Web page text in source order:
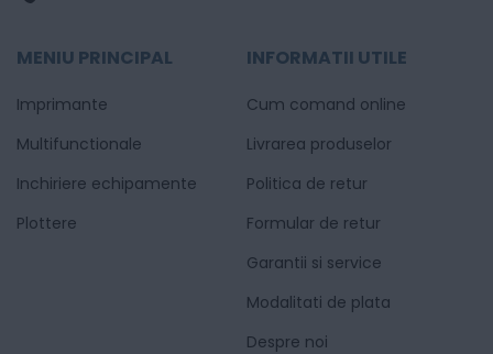
MENIU PRINCIPAL
Imprimante
Multifunctionale
Inchiriere echipamente
Plottere
INFORMATII UTILE
Cum comand online
Livrarea produselor
Politica de retur
Formular de retur
Garantii si service
Modalitati de plata
Despre noi